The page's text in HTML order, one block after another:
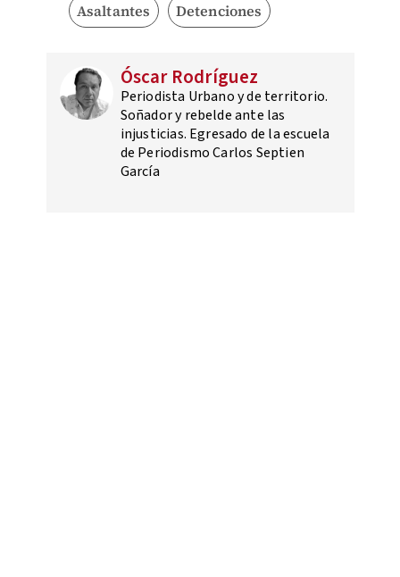
Asaltantes Detenciones
Óscar Rodríguez
Periodista Urbano y de territorio.
Soñador y rebelde ante las
injusticias. Egresado de la escuela
de Periodismo Carlos Septien
García